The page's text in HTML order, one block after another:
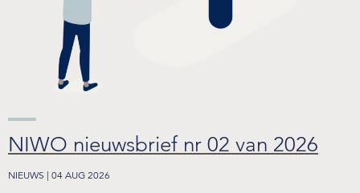
Over deze website
Inloggen
Veraartlaan 10
2288 GM Rijswijk
NIWO nieuwsbrief nr 02 van 2026
NIEUWS | 04 AUG 2026